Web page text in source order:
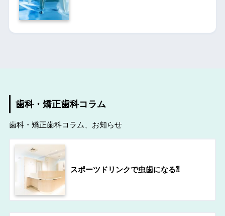
歯科・矯正歯科コラム
歯科・矯正歯科コラム、お知らせ
スポーツドリンクで虫歯になる⁈